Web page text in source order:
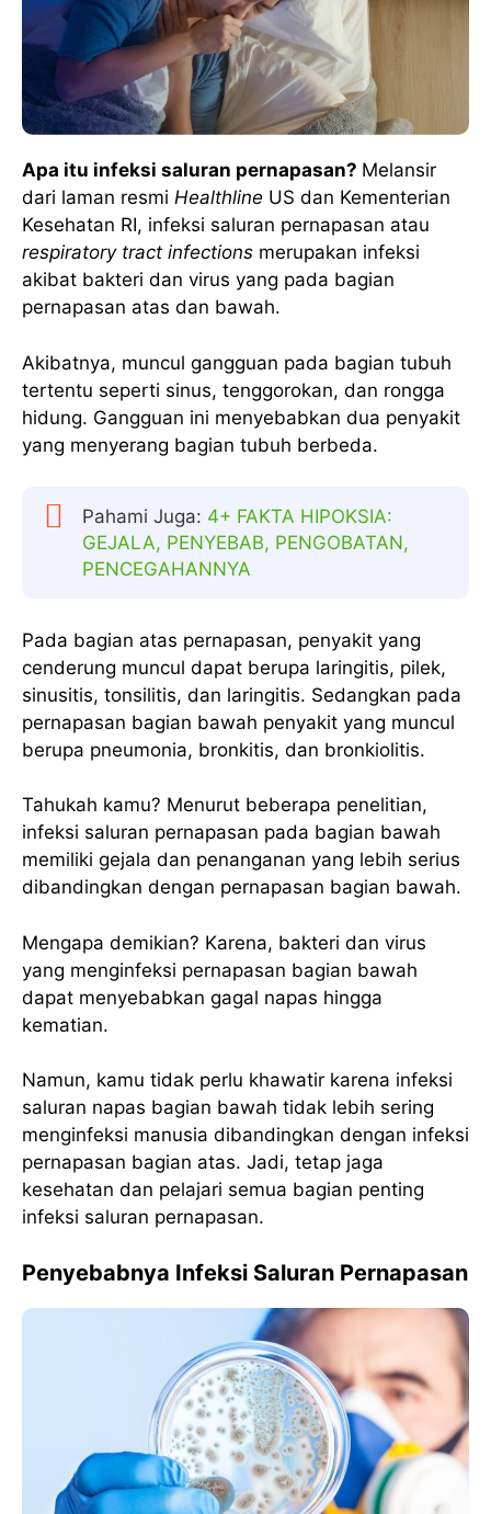
Apa itu infeksi saluran pernapasan? Melansir
dari laman resmi Healthline US dan Kementerian
Kesehatan RI, infeksi saluran pernapasan atau
respiratory tract infections merupakan infeksi
akibat bakteri dan virus yang pada bagian
pernapasan atas dan bawah.
Akibatnya, muncul gangguan pada bagian tubuh
tertentu seperti sinus, tenggorokan, dan rongga
hidung. Gangguan ini menyebabkan dua penyakit
yang menyerang bagian tubuh berbeda.
Pahami Juga: 4+ FAKTA HIPOKSIA:
GEJALA, PENYEBAB, PENGOBATAN,
PENCEGAHANNYA
Pada bagian atas pernapasan, penyakit yang
cenderung muncul dapat berupa laringitis, pilek,
sinusitis, tonsilitis, dan laringitis. Sedangkan pada
pernapasan bagian bawah penyakit yang muncul
berupa pneumonia, bronkitis, dan bronkiolitis.
Tahukah kamu? Menurut beberapa penelitian,
infeksi saluran pernapasan pada bagian bawah
memiliki gejala dan penanganan yang lebih serius
dibandingkan dengan pernapasan bagian bawah.
Mengapa demikian? Karena, bakteri dan virus
yang menginfeksi pernapasan bagian bawah
dapat menyebabkan gagal napas hingga
kematian.
Namun, kamu tidak perlu khawatir karena infeksi
saluran napas bagian bawah tidak lebih sering
menginfeksi manusia dibandingkan dengan infeksi
pernapasan bagian atas. Jadi, tetap jaga
kesehatan dan pelajari semua bagian penting
infeksi saluran pernapasan.
Penyebabnya Infeksi Saluran Pernapasan